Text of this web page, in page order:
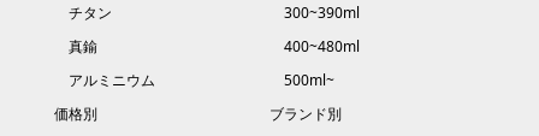
チタン
真鍮
アルミニウム
価格別
300~390ml
400~480ml
500ml~
ブランド別